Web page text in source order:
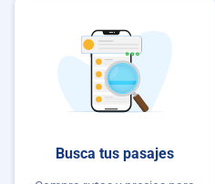
Busca tus pasajes